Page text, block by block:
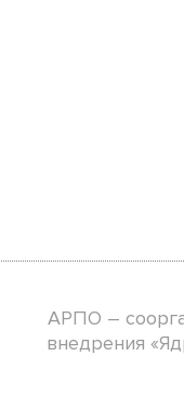
АРПО –
внедрения